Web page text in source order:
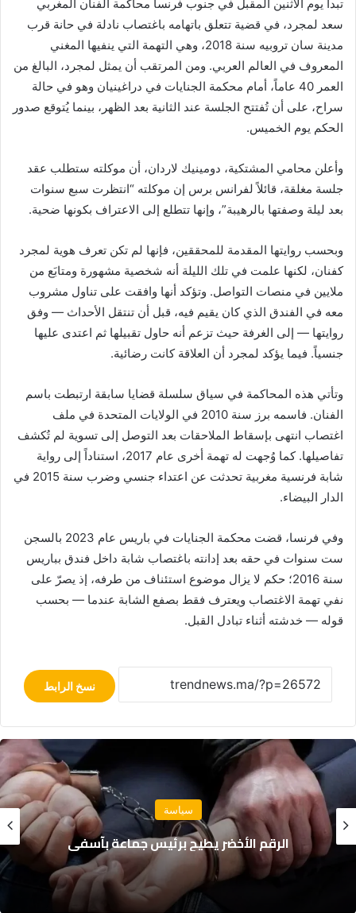
تبدأ يوم الاثنين المقبل في جنوب فرنسا محاكمة الفنان المغربي
سعد لمجرد، في قضية تتعلق باتهامه باغتصاب نادلة في حانة قرب
مدينة سان تروبيه سنة 2018، وهي التهمة التي ينفيها المغني
المعروف في العالم العربي. ومن المرتقب أن يمثل لمجرد، البالغ من
العمر 40 عاماً، أمام محكمة الجنايات في دراغينيان وهو في حالة
سراح، على أن تُفتتح الجلسة عند الثانية بعد الظهر، بينما يُتوقع صدور
الحكم يوم الخميس.
وأعلن محامي المشتكية، دومينيك لاردان، أن موكلته ستطلب عقد
جلسة مغلقة، قائلاً لفرانس برس إن موكلته “انتظرت سبع سنوات
بعد ليلة وصفتها بالرهيبة”، وإنها تتطلع إلى الاعتراف بكونها ضحية.
وبحسب روايتها المقدمة للمحققين، فإنها لم تكن تعرف هوية لمجرد
كفنان، لكنها علمت في تلك الليلة أنه شخصية مشهورة ومتابَع من
ملايين في منصات التواصل. وتؤكد أنها وافقت على تناول مشروب
معه في الفندق الذي كان يقيم فيه، قبل أن تنتقل الأحداث — وفق
روايتها — إلى الغرفة حيث تزعم أنه حاول تقبيلها ثم اعتدى عليها
جنسياً. فيما يؤكد لمجرد أن العلاقة كانت رضائية.
وتأتي هذه المحاكمة في سياق سلسلة قضايا سابقة ارتبطت باسم
الفنان. فاسمه برز سنة 2010 في الولايات المتحدة في ملف
اغتصاب انتهى بإسقاط الملاحقات بعد التوصل إلى تسوية لم تُكشف
تفاصيلها. كما وُجهت له تهمة أخرى عام 2017، استناداً إلى رواية
شابة فرنسية مغربية تحدثت عن اعتداء جنسي وضرب سنة 2015 في
الدار البيضاء.
وفي فرنسا، قضت محكمة الجنايات في باريس عام 2023 بالسجن
ست سنوات في حقه بعد إدانته باغتصاب شابة داخل فندق بباريس
سنة 2016؛ حكم لا يزال موضوع استئناف من طرفه، إذ يصرّ على
نفي تهمة الاغتصاب ويعترف فقط بصفع الشابة عندما — بحسب
قوله — خدشته أثناء تبادل القبل.
نسخ الرابط
مجتمع
نجاة 18 بحارًا بعد غرق مركب صيد للسردين قبالة
سواحل الداخلة